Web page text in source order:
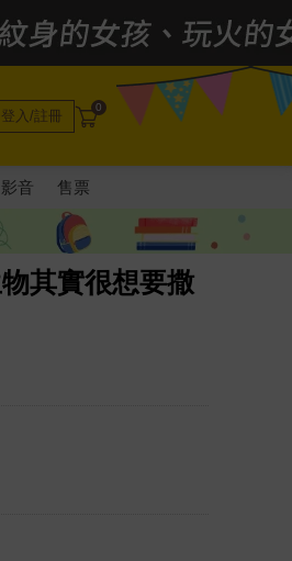
登入/註冊 0
影音 售票
其實很想要撒